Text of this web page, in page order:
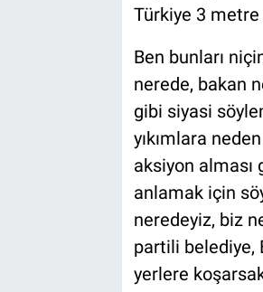
Türkiye 3 metre
Ben bunları
nerede, bakan
gibi siyasi
yıkımlara
aksiyon alması
anlamak için
neredeyiz, biz
partili belediye,
yerlere